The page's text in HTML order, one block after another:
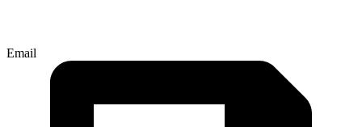
Email